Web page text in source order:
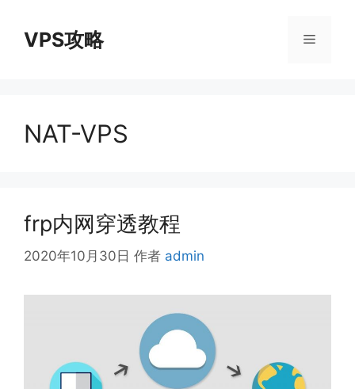
VPS攻略 菜
NAT-VPS
frp内网穿透教程
2020年10月30日 作者 admin